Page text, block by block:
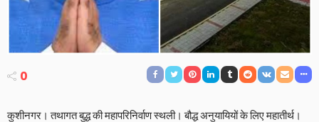
0
कुशीनगर। तथागत बुद्ध की महापरिनिर्वाण स्थली। बौद्ध अनुयायियों के लिए महातीर्थ।